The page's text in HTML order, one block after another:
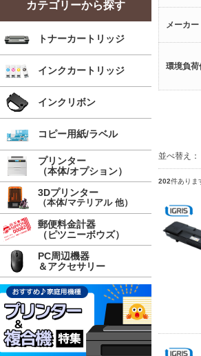
メーカー
環境負荷
並べ替え：
202件ありま
カテゴリーから探す
トナーカートリッジ
インクカートリッジ
インクリボン
コピー用紙/ラベル
プリンター
（本体/オプション）
3Dプリンター
（本体/マテリアル 他）
郵便料金計器
（ピツニーボウズ）
PC周辺機器
＆アクセサリー